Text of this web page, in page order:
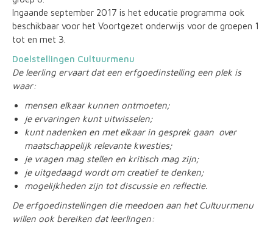
Ingaande september 2017 is het educatie programma ook
beschikbaar voor het Voortgezet onderwijs voor de groepen 1
tot en met 3.
Doelstellingen Cultuurmenu
De leerling ervaart dat een erfgoedinstelling een plek is
waar:
mensen elkaar kunnen ontmoeten;
je ervaringen kunt uitwisselen;
kunt nadenken en met elkaar in gesprek gaan over
maatschappelijk relevante kwesties;
je vragen mag stellen en kritisch mag zijn;
je uitgedaagd wordt om creatief te denken;
mogelijkheden zijn tot discussie en reflectie.
De erfgoedinstellingen die meedoen aan het Cultuurmenu
willen ook bereiken dat leerlingen: